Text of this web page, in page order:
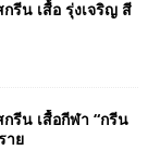
รีน เสื้อ รุ่งเจริญ สี
รีน เสื้อกีฬา “กรีน
าย